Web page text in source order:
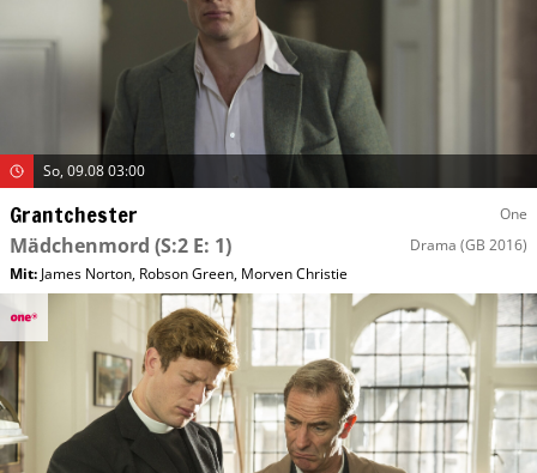
So, 09.08 03:00
Grantchester One
Mädchenmord (S:2 E: 1) Drama (GB 2016)
Mit: James Norton, Robson Green, Morven Christie